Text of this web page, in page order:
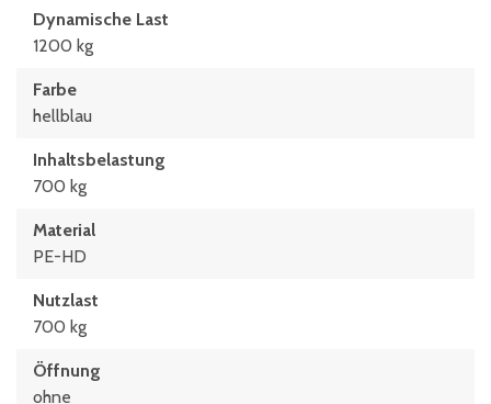
Dynamische Last
1200 kg
Farbe
hellblau
Inhaltsbelastung
700 kg
Material
PE-HD
Nutzlast
700 kg
Öffnung
ohne